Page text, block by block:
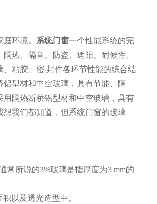
环境。 系统门窗一个性能系统的完
热、隔音、防盗、遮阳、耐候性、
粘胶、密 封件各环节性能的综合结
铝型材和中空玻璃，具有节能、隔
用隔热断桥铝型材和中空玻璃，具有
我们都知道，但系统门窗的玻璃
常所说的3%玻璃是指厚度为3 mm的
以及透光造型中。